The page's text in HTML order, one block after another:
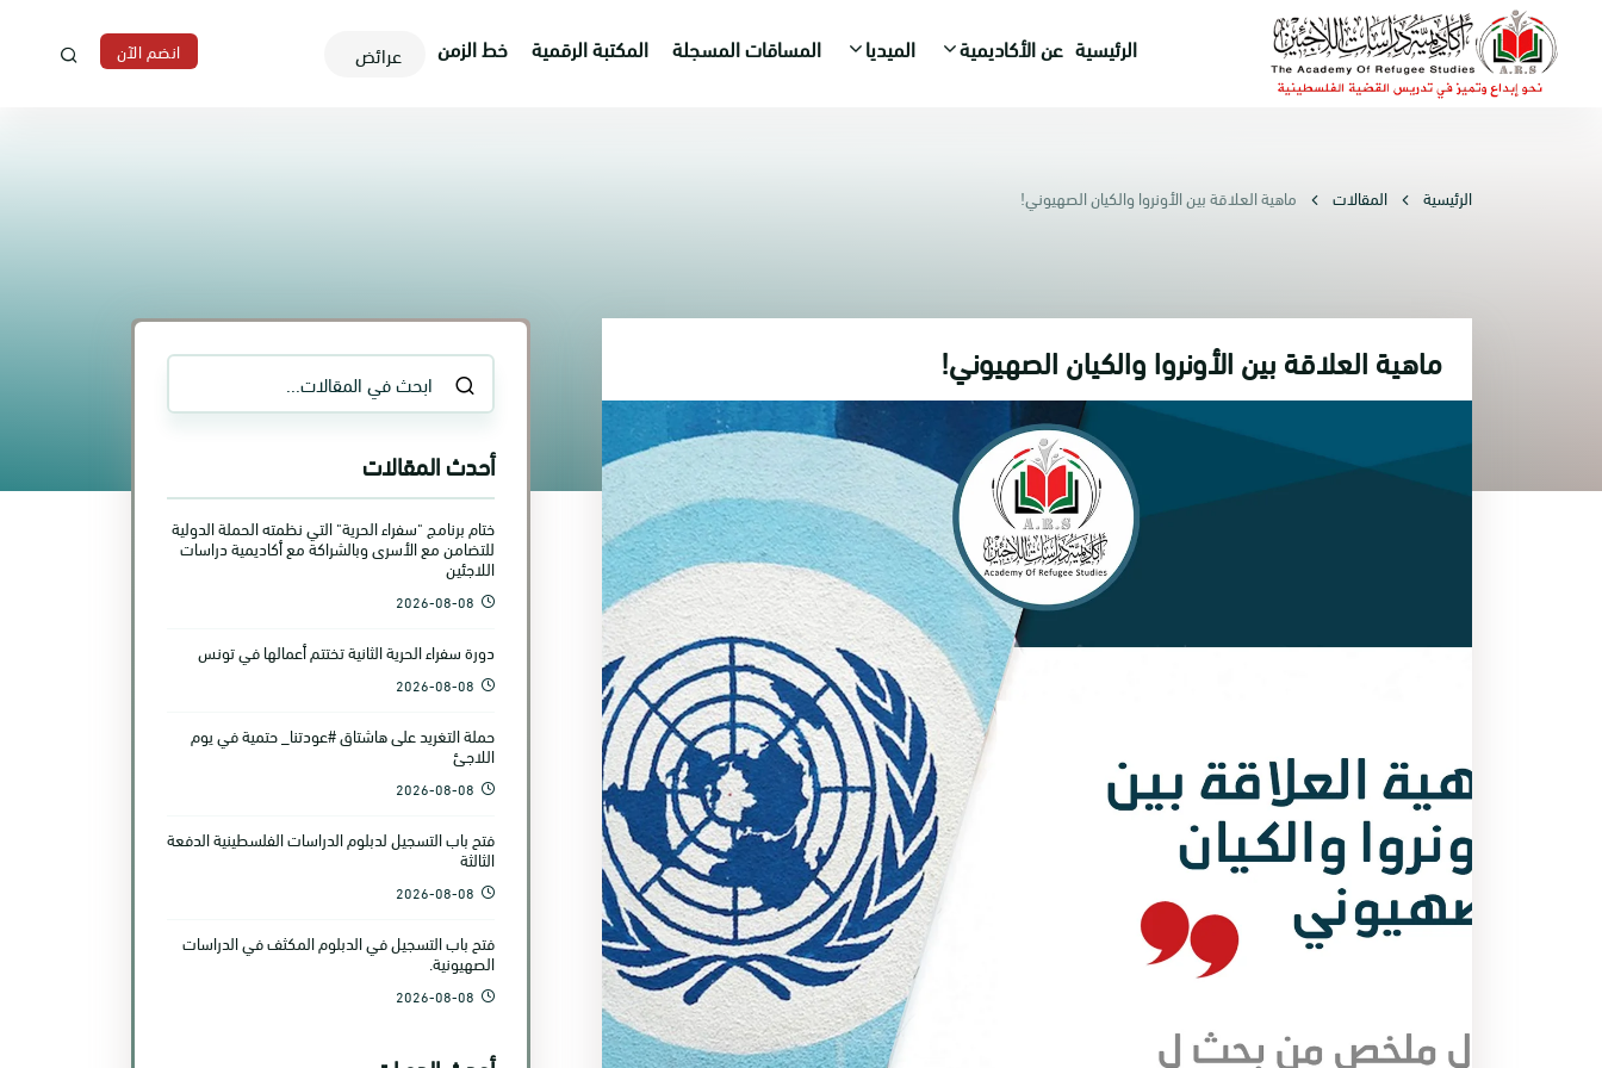
الرئيسية عن الأكاديمية الميديا المساقات المسجلة المكتبة الرقمية خط الزمن عرائض انضم الآن
الرئيسية المقالات ماهية العلاقة بين الأونروا والكيان الصهيوني!
ماهية العلاقة بين الأونروا والكيان الصهيوني!
أحدث المقالات
ختام برنامج "سفراء الحرية" التي نظمته الحملة الدولية
للتضامن مع الأسرى وبالشراكة مع أكاديمية دراسات
اللاجئين
2026-08-08
دورة سفراء الحرية الثانية تختتم أعمالها في تونس
2026-08-08
حملة التغريد على هاشتاق #عودتنا_ حتمية في يوم
اللاجئ
2026-08-08
فتح باب التسجيل لدبلوم الدراسات الفلسطينية الدفعة
الثالثة
2026-08-08
فتح باب التسجيل في الدبلوم المكثف في الدراسات
الصهيونية.
2026-08-08